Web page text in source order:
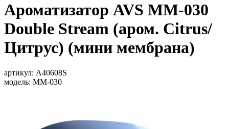
Ароматизатор AVS MM-030
Double Stream (аром. Citrus/
Цитрус) (мини мембрана)
артикул: A40608S
модель: MM-030